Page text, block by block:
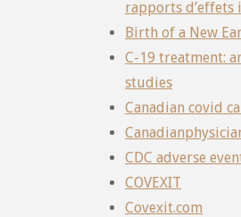
rapports d’effets
Birth of a New
C-19 treatment:
studies
Canadian covid
CDC adverse
COVEXIT
Covexit.com